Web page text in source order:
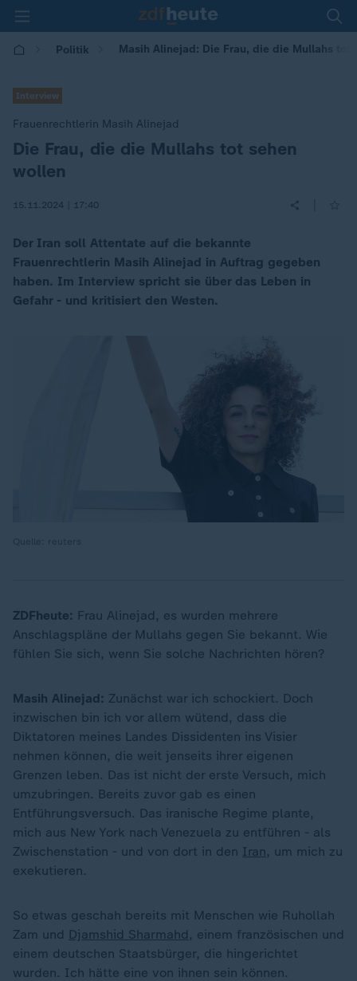
Politik Masih Alinejad: Die Frau, die die Mullahs tot
Interview
Frauenrechtlerin Masih Alinejad
:Die Frau, die die Mullahs tot sehen
wollen
15.11.2024 | 17:40
Der Iran soll Attentate auf die bekannte
Frauenrechtlerin Masih Alinejad in Auftrag gegeben
haben. Im Interview spricht sie über das Leben in
Gefahr - und kritisiert den Westen.
ZDFheute: Frau Alinejad, es wurden mehrere
Anschlagspläne der Mullahs gegen Sie bekannt. Wie
fühlen Sie sich, wenn Sie solche Nachrichten hören?
Masih Alinejad: Zunächst war ich schockiert. Doch
inzwischen bin ich vor allem wütend, dass die
Diktatoren meines Landes Dissidenten ins Visier
nehmen können, die weit jenseits ihrer eigenen
Grenzen leben. Das ist nicht der erste Versuch, mich
umzubringen. Bereits zuvor gab es einen
Entführungsversuch. Das iranische Regime plante,
mich aus New York nach Venezuela zu entführen - als
Zwischenstation - und von dort in den Iran, um mich zu
exekutieren.
So etwas geschah bereits mit Menschen wie Ruhollah
Zam und Djamshid Sharmahd , einem französischen und
einem deutschen Staatsbürger, die hingerichtet
wurden. Ich hätte eine von ihnen sein können.